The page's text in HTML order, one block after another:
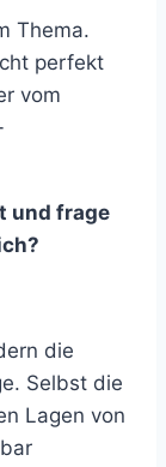
Thema.
perfekt
vom
und frage
die
Selbst die
Lagen von